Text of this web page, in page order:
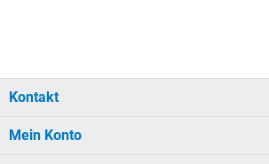
Kontakt
Mein Konto